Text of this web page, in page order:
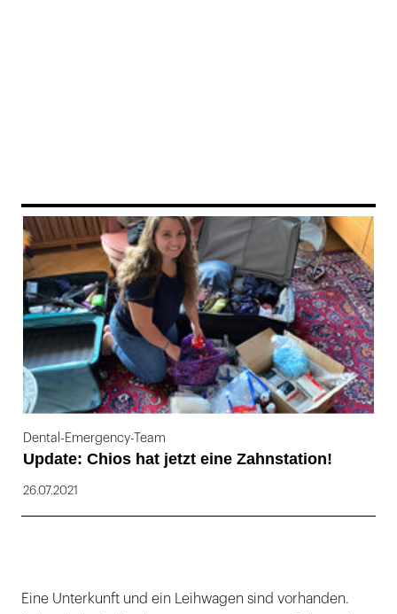
169
Dental-Emergency-Team
Update: Chios hat jetzt eine Zahnstation!
26.07.2021
Eine Unterkunft und ein Leihwagen sind vorhanden.